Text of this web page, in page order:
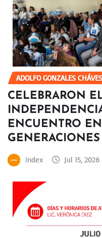
ADOLFO GONZALES CHÁVES
CELEBRARON
ENCUENTRO
GENERACIONES
index Jul 15, 2026